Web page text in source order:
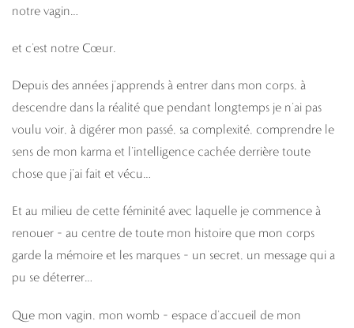
notre vagin…
et c’est notre Cœur.
Depuis des années j’apprends à entrer dans mon corps, à
descendre dans la réalité que pendant longtemps je n’ai pas
voulu voir, à digérer mon passé, sa complexité, comprendre le
sens de mon karma et l’intelligence cachée derrière toute
chose que j’ai fait et vécu…
Et au milieu de cette féminité avec laquelle je commence à
renouer – au centre de toute mon histoire que mon corps
garde la mémoire et les marques – un secret, un message qui a
pu se déterrer…
Que mon vagin, mon womb – espace d’accueil de mon